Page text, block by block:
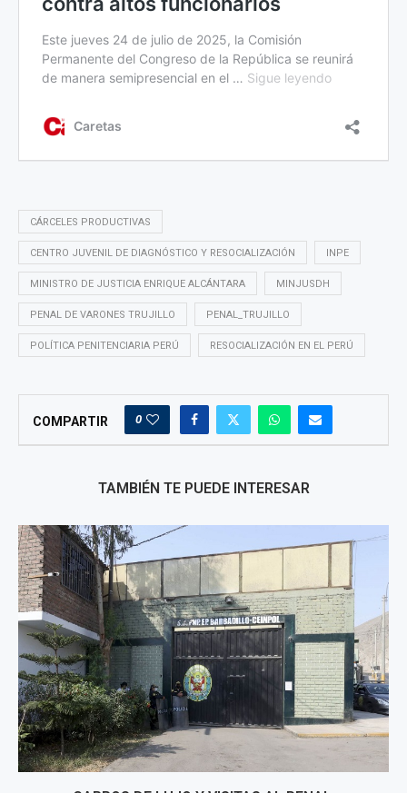
CÁRCELES PRODUCTIVAS
CENTRO JUVENIL DE DIAGNÓSTICO Y RESOCIALIZACIÓN INPE
MINISTRO DE JUSTICIA ENRIQUE ALCÁNTARA MINJUSDH
PENAL DE VARONES TRUJILLO PENAL_TRUJILLO
POLÍTICA PENITENCIARIA PERÚ RESOCIALIZACIÓN EN EL PERÚ
COMPARTIR 0
TAMBIÉN TE PUEDE INTERESAR